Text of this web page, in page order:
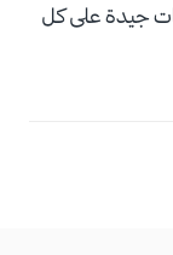
جيدة على كل